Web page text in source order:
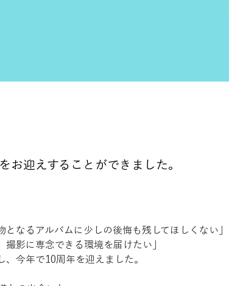
お迎えすることができました。
となるアルバムに少しの後悔も残してほしくない」
撮影に専念できる環境を届けたい」
、今年で10周年を迎えました。